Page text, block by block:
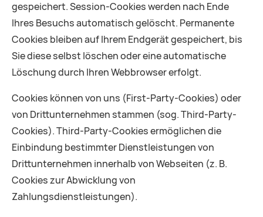
gespeichert. Session-Cookies werden nach Ende
Ihres Besuchs automatisch gelöscht. Permanente
Cookies bleiben auf Ihrem Endgerät gespeichert, bis
Sie diese selbst löschen oder eine automatische
Löschung durch Ihren Webbrowser erfolgt.
Cookies können von uns (First-Party-Cookies) oder
von Drittunternehmen stammen (sog. Third-Party-
Cookies). Third-Party-Cookies ermöglichen die
Einbindung bestimmter Dienstleistungen von
Drittunternehmen innerhalb von Webseiten (z. B.
Cookies zur Abwicklung von
Zahlungsdienstleistungen).